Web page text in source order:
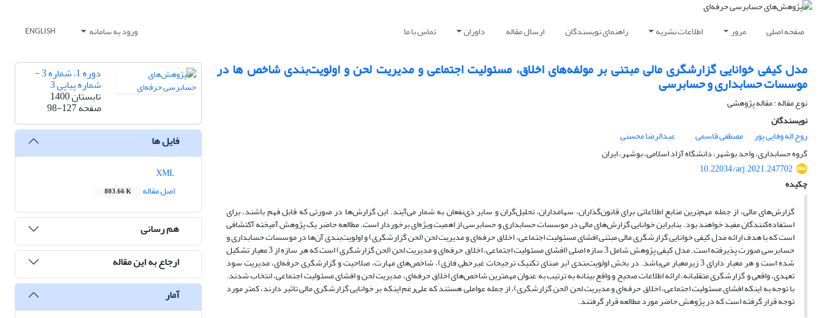
صفحه اصلی مرور اطلاعات نشریه راهنمای نویسندگان ارسال مقاله داوران تماس با ما ورود به سامانه ENGLISH
مدل کیفی خوانایی گزارشگری مالی مبتنی بر مولفه‌های اخلاق، مسئولیت اجتماعی و مدیریت لحن و اولویت‌بندی شاخص ها در
موسسات حسابداری و حسابرسی
نوع مقاله : مقاله پژوهشی
نویسندگان
روح اله وفایی پور
مصطفی قاسمی
عبدالرضا محسنی
گروه حسابداری، واحد بوشهر، دانشگاه آزاد اسلامی، بوشهر، ایران
10.22034/arj.2021.247702
چکیده
گزارش‌های مالی، از جمله مهم‌ترین منابع اطلاعاتی برای قانون‌گذاران، سهامداران، تحلیل‌گران و سایر ذی‌نفعان به شمار می‌آیند. این گزار‌ش‌ها در صورتی که قابل فهم باشند، برای
استفاده‌کنندگان مفید خواهند بود. بنابراین خوانایی ‌‌گزارش‌های مالی در موسسات حسابداری و حسابرسی از اهمیت ویژه‌ای برخوردار است. مطالعه حاضر یک پژوهش آمیخته آکتشافی
است که با هدف ارائه مدل کیفی خوانایی گزارشگری مالی مبتنی افشای مسئولیت اجتماعی، اخلاق حرفه‌ای و مدیریت لحن (لحن گزارشگری) و اولویت‌بندی آن‌ها در موسسات حسابداری و
حسابرسی صورت پذیرفته است. مدل کیفی پژوهش شامل 3 سازه اصلی (افشای مسئولیت اجتماعی، اخلاق حرفه‌ای و مدیریت لحن (لحن گزارشگری) است که هر سازه از 3 معیار تشکیل
شده است و هر معیار دارای 3 زیرمعیار می‌باشد. در بخش اولویت‌بندی (بر مبنای تکنیک ترجیحات غیرخطی فازی)، شاخص‌های مهارت، صلاحیت و گزارشگری حرفه‌ای، مدیریت سود
تعهدی، واقعی و گزارشگری متقلبانه، ارائه اطلاعات صحیح و واقع بینانه به ترتیب به عنوان مهمترین شاخص‌های اخلاق حرفه‌ای، مدیریت لحن و افشای مسئولیت اجتماعی، انتخاب شدند.
با توجه به اینکه افشای مسئولیت اجتماعی، اخلاق حرفه‌ای و مدیریت لحن (لحن گزارشگری)، از جمله عواملی هستند که علی‌رغم اینکه بر خوانایی گزارشگری مالی تاثیر دارند، کمتر مورد
توجه قرار گرفته ‌است که در پژوهش حاضر مورد مطالعه قرار گرفتند.
دوره 1، شماره 3 -
شماره پیاپی 3
تابستان 1400
صفحه98-127
فایل ها
اصل مقاله
803.66 K
هم رسانی
ارجاع به این مقاله
آمار